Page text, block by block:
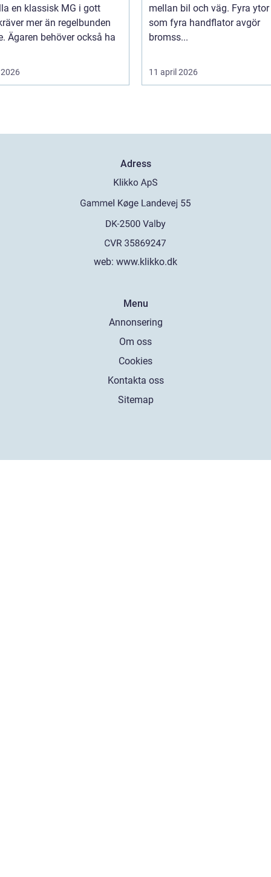
en klassisk MG i gott
mer än regelbunden
Ägaren behöver också ha
mellan bil och väg. Fyra
som fyra handflator avgör
bromss...
11 april 2026
Adress
web: www.klikko.dk
Menu
Annonsering
Om oss
Cookies
Kontakta oss
Sitemap